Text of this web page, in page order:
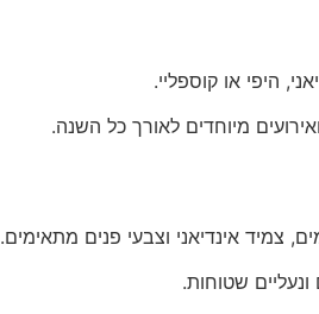
היפי או קוספליי.
מיוחדים לאורך כל השנה.
צמיד אינדיאני וצבעי פנים מתאימים.
שטוחות.